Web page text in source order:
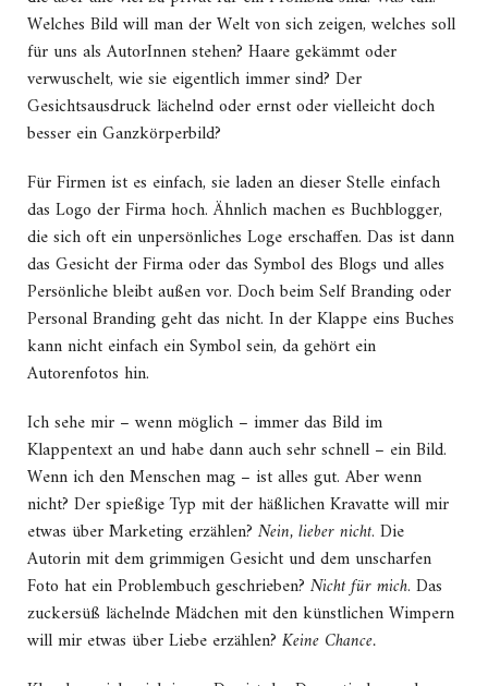
Welches Bild will man der Welt von sich zeigen, welches soll
für uns als AutorInnen stehen? Haare gekämmt oder
verwuschelt, wie sie eigentlich immer sind? Der
Gesichtsausdruck lächelnd oder ernst oder vielleicht doch
besser ein Ganzkörperbild?
Für Firmen ist es einfach, sie laden an dieser Stelle einfach
das Logo der Firma hoch. Ähnlich machen es Buchblogger,
die sich oft ein unpersönliches Loge erschaffen. Das ist dann
das Gesicht der Firma oder das Symbol des Blogs und alles
Persönliche bleibt außen vor. Doch beim Self Branding oder
Personal Branding geht das nicht. In der Klappe eins Buches
kann nicht einfach ein Symbol sein, da gehört ein
Autorenfotos hin.
Ich sehe mir – wenn möglich – immer das Bild im
Klappentext an und habe dann auch sehr schnell – ein Bild.
Wenn ich den Menschen mag – ist alles gut. Aber wenn
nicht? Der spießige Typ mit der häßlichen Kravatte will mir
etwas über Marketing erzählen? Nein, lieber nicht. Die
Autorin mit dem grimmigen Gesicht und dem unscharfen
Foto hat ein Problembuch geschrieben? Nicht für mich. Das
zuckersüß lächelnde Mädchen mit den künstlichen Wimpern
will mir etwas über Liebe erzählen? Keine Chance.